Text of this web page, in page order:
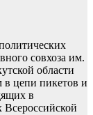
совхоза им.
области
в цепи пикетов и
в